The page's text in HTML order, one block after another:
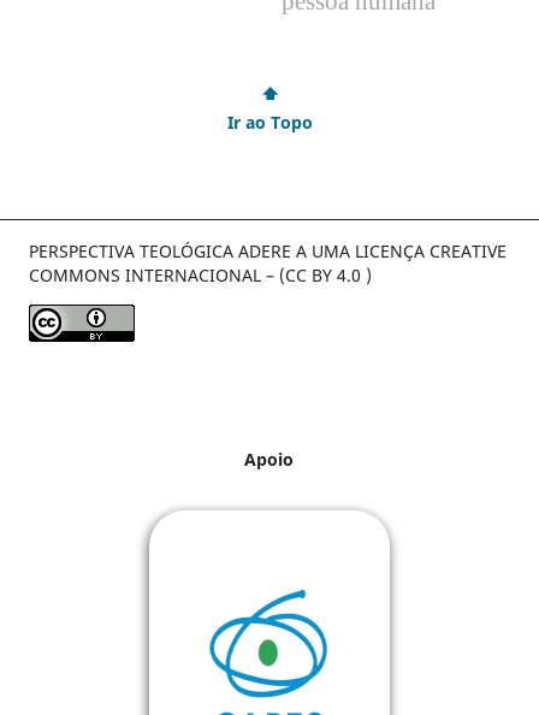
⬆
Ir ao Topo
PERSPECTIVA TEOLÓGICA ADERE A UMA LICENÇA CREATIVE
COMMONS INTERNACIONAL – (CC BY 4.0 )
Apoio